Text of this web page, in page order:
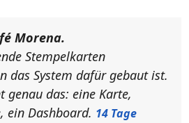
Morena.
Stempelkarten
das System dafür gebaut ist.
genau das: eine Karte,
ein Dashboard. 14 Tage